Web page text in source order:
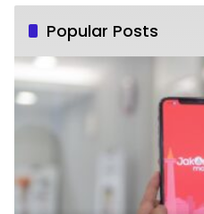
Popular Posts